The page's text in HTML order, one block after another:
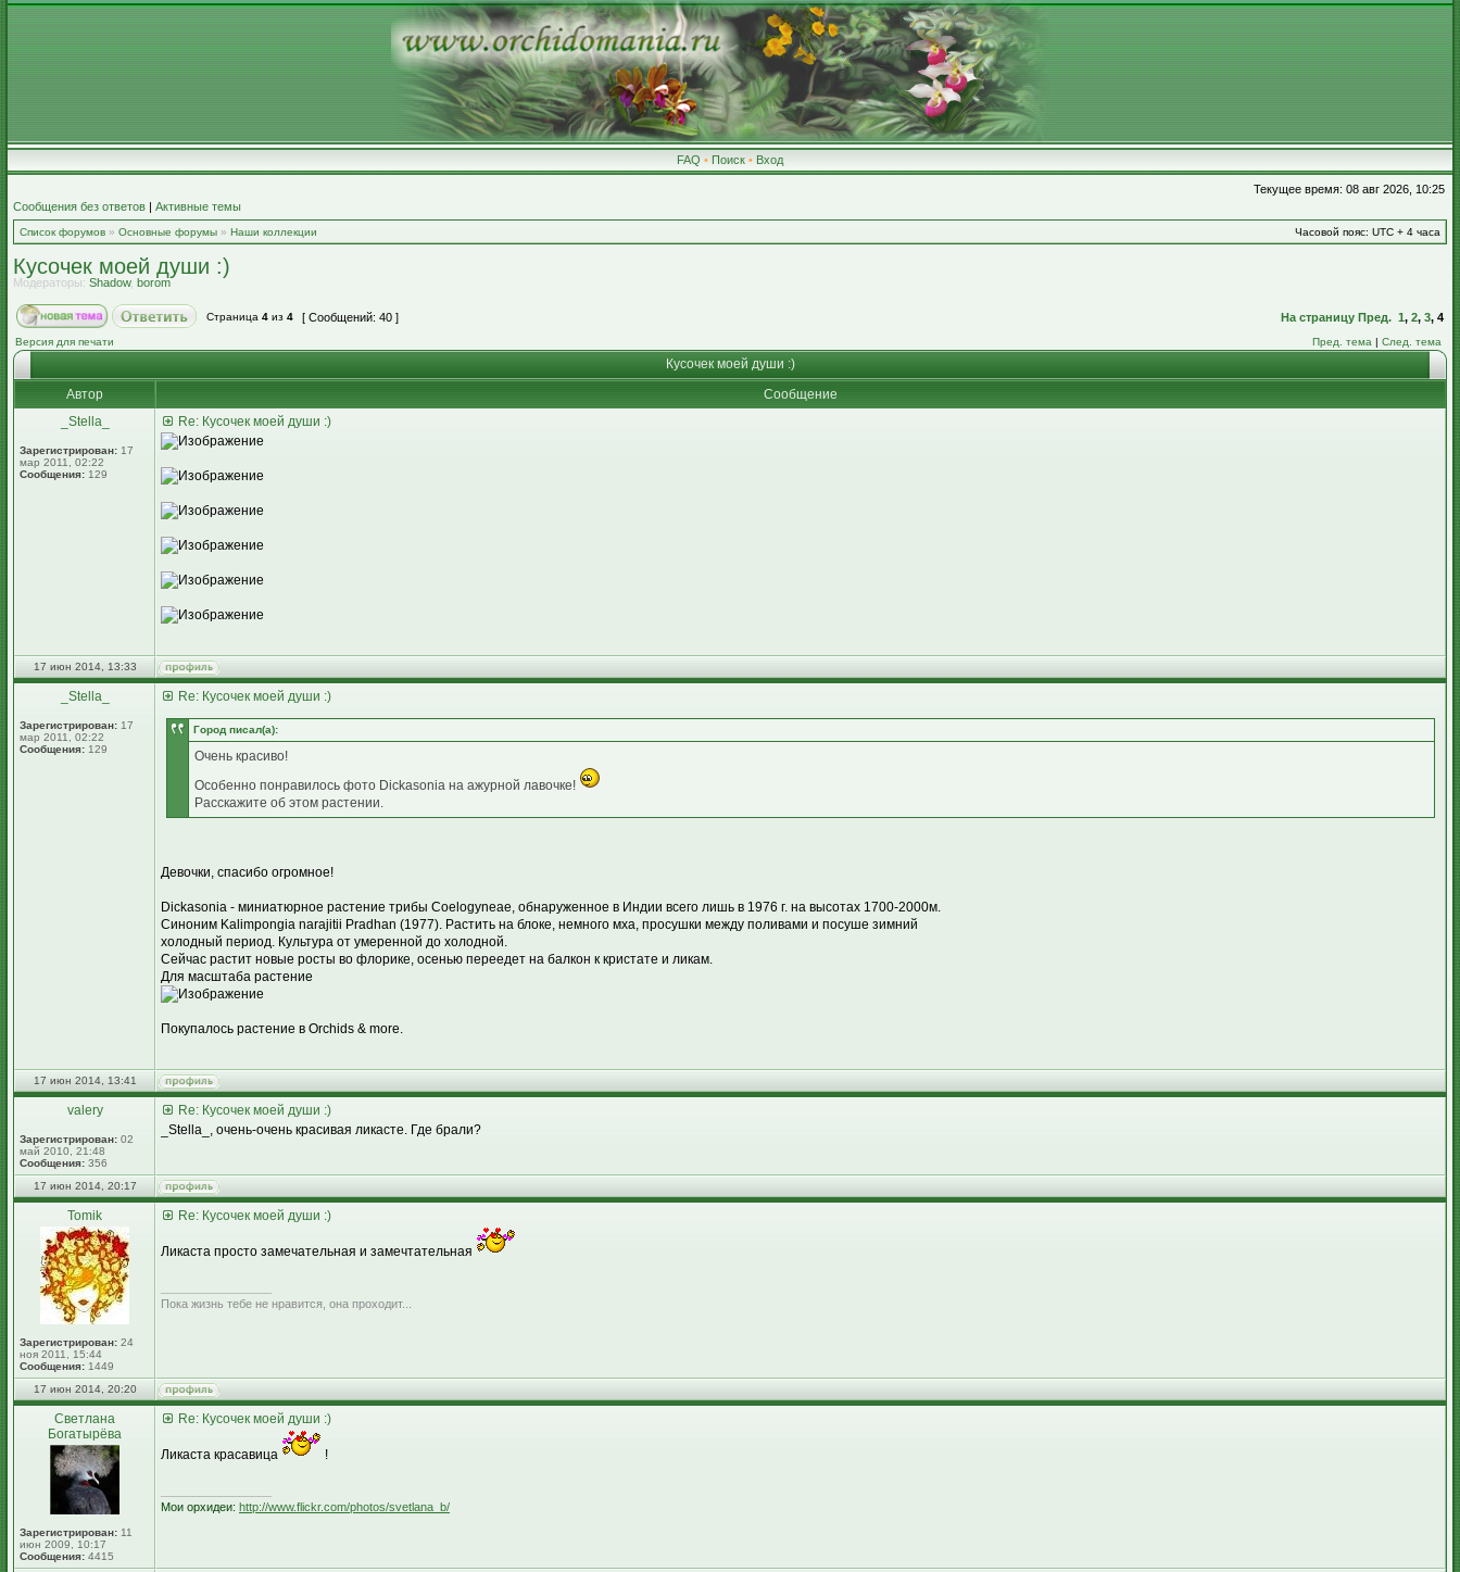
FAQ • Поиск • Вход
Текущее время: 08 авг 2026, 10:25
Сообщения без ответов | Активные темы
Список форумов » Основные форумы » Наши коллекции Часовой пояс: UTC + 4 часа
Кусочек моей души :)
Модераторы: Shadow, borom
Страница 4 из 4 [ Сообщений: 40 ] На страницу Пред. 1, 2, 3, 4
Версия для печати Пред. тема | След. тема
Кусочек моей души :)
Автор
Сообщение
_Stella_
Зарегистрирован: 17
мар 2011, 02:22
Сообщения: 129
Re: Кусочек моей души :)
17 июн 2014, 13:33
_Stella_
Зарегистрирован: 17
мар 2011, 02:22
Сообщения: 129
Re: Кусочек моей души :)
Город писал(а):
Очень красиво!
Особенно понравилось фото Dickasonia на ажурной лавочке!
Расскажите об этом растении.
Девочки, спасибо огромное!
Dickasonia - миниатюрное растение трибы Coelogyneae, обнаруженное в Индии всего лишь в 1976 г. на высотах 1700-2000м.
Синоним Kalimpongia narajitii Pradhan (1977). Растить на блоке, немного мха, просушки между поливами и посуше зимний
холодный период. Культура от умеренной до холодной.
Сейчас растит новые росты во флорике, осенью переедет на балкон к кристате и ликам.
Для масштаба растение
Покупалось растение в Orchids & more.
17 июн 2014, 13:41
valery
Зарегистрирован: 02
май 2010, 21:48
Сообщения: 356
Re: Кусочек моей души :)
_Stella_, очень-очень красивая ликасте. Где брали?
17 июн 2014, 20:17
Tomik
Зарегистрирован: 24
ноя 2011, 15:44
Сообщения: 1449
Re: Кусочек моей души :)
Ликаста просто замечательная и замечтательная
Пока жизнь тебе не нравится, она проходит...
17 июн 2014, 20:20
Светлана
Богатырёва
Зарегистрирован: 11
июн 2009, 10:17
Сообщения: 4415
Re: Кусочек моей души :)
Ликаста красавица !
Мои орхидеи: http://www.flickr.com/photos/svetlana_b/